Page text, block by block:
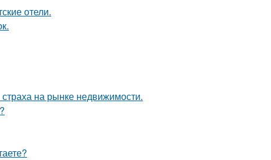
отели.
на рынке недвижимости.